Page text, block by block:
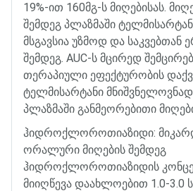
19%-ით 160მგ-ს მიღებისას.
შემდეგ პლაზმაში
მსგავსია უზმოდ და საკვებთან
შემდეგ. AUC-ს მცირედ
თერაპიული ეფექტურობის
ტელმისარტანი მნიშვნელოვნად
პლაზმაში განმეორებითი
ჰიდროქლოროთიაზიდი:
ორალური მიღების შემდეგ
ჰიდროქლოროთიაზიდის
მიიღწევა დაახლოებით 1.0-3.0